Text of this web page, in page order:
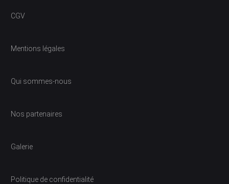
CGV
Mentions légales
Qui sommes-nous
Nos partenaires
Galerie
Politique de confidentialité